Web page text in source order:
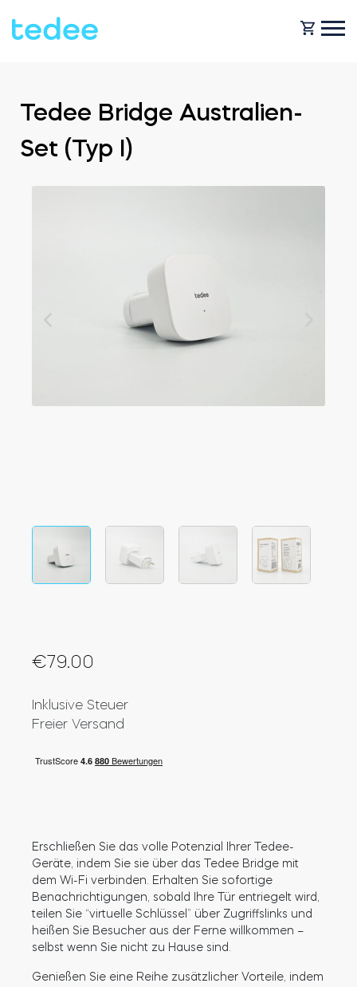
Zuhause
Für Geschäfte
PRODUKTE
Tedee Bridge
Door Sensor
Heim-Zugang
Tedee Bridge Australien-
Set (Typ I)
€79.00
Inklusive Steuer
Freier Versand
Erschließen Sie das volle Potenzial Ihrer Tedee-
Geräte, indem Sie sie über das Tedee Bridge mit
dem Wi-Fi verbinden. Erhalten Sie sofortige
Benachrichtigungen, sobald Ihre Tür entriegelt wird,
teilen Sie “virtuelle Schlüssel” über Zugriffslinks und
heißen Sie Besucher aus der Ferne willkommen –
selbst wenn Sie nicht zu Hause sind.
Genießen Sie eine Reihe zusätzlicher Vorteile, indem